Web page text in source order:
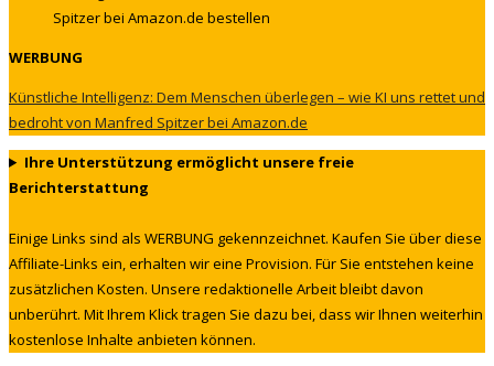
WERBUNG
Künstliche Intelligenz: Dem Menschen überlegen – wie KI uns rettet und
bedroht von Manfred Spitzer bei Amazon.de
Ihre Unterstützung ermöglicht unsere freie
Berichterstattung
Einige Links sind als WERBUNG gekennzeichnet. Kaufen Sie über diese
Affiliate-Links ein, erhalten wir eine Provision. Für Sie entstehen keine
zusätzlichen Kosten. Unsere redaktionelle Arbeit bleibt davon
unberührt. Mit Ihrem Klick tragen Sie dazu bei, dass wir Ihnen weiterhin
kostenlose Inhalte anbieten können.